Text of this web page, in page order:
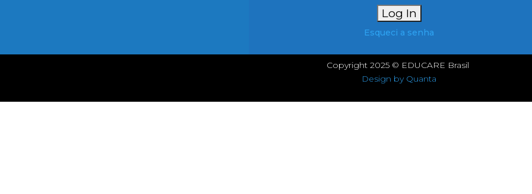
Esqueci a senha
Copyright 2025 © EDUCARE Brasil
Design by Quanta